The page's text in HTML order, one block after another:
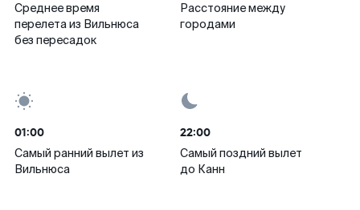
Среднее время
перелета из Вильнюса
без пересадок
Расстояние между
городами
01:00
Самый ранний вылет из
Вильнюса
22:00
Самый поздний вылет
до Канн